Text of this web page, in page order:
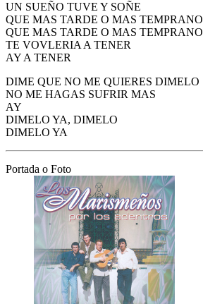
UN SUEÑO TUVE Y SOÑE
QUE MAS TARDE O MAS TEMPRANO
QUE MAS TARDE O MAS TEMPRANO
TE VOVLERIA A TENER
AY A TENER
DIME QUE NO ME QUIERES DIMELO
NO ME HAGAS SUFRIR MAS
AY
DIMELO YA, DIMELO
DIMELO YA
Portada o Foto